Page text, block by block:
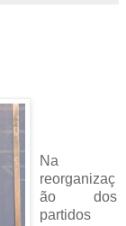
Na
reorganizaç
ão dos
partidos